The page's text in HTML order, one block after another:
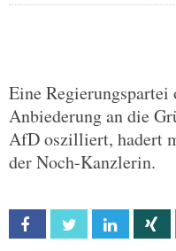
Eine Regierungspartei
Anbiederung an die
AfD oszilliert, hadert
der Noch-Kanzlerin.
Facebook Twitter Linkedin